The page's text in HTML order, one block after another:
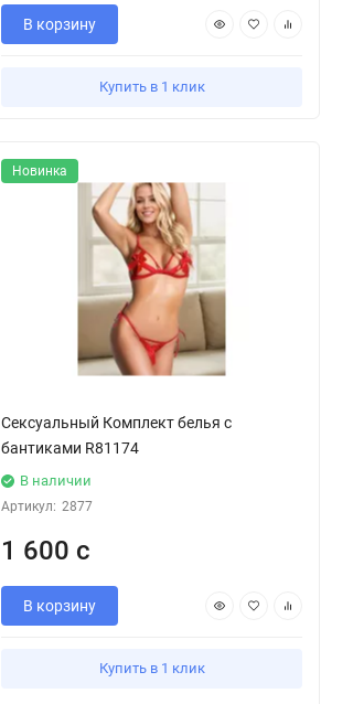
В корзину
Купить в 1 клик
Новинка
Сексуальный Комплект белья с
бантиками R81174
В наличии
Артикул: 2877
1 600 с
В корзину
Купить в 1 клик